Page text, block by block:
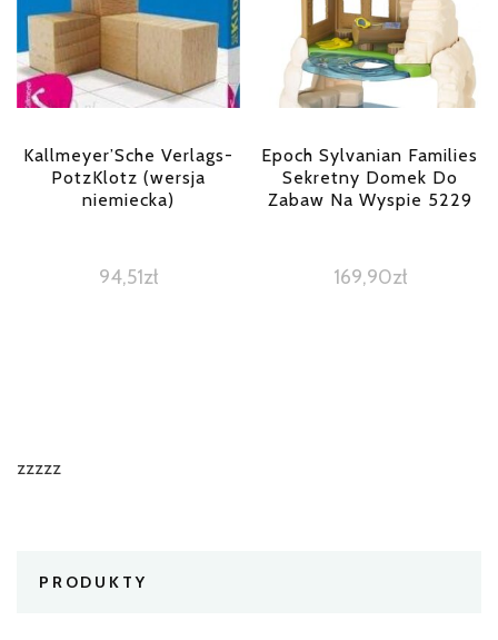
Kallmeyer’Sche Verlags-
PotzKlotz (wersja
niemiecka)
94,51zł
Epoch Sylvanian Families
Sekretny Domek Do
Zabaw Na Wyspie 5229
169,90zł
zzzzz
PRODUKTY